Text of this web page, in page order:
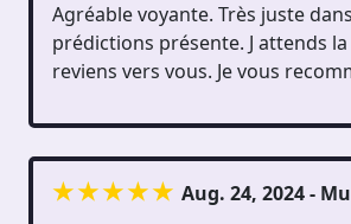
Agréable voyante. Très juste
prédictions présente. J attends
reviens vers vous. Je vous
Aug. 24, 2024 -